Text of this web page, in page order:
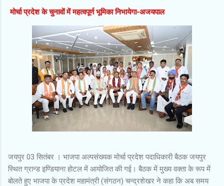
मोर्चा प्रदेश के चुनावों में महत्वपूर्ण भूमिका निभायेगा-अजयपाल
जयपुर 03 सितंबर । भाजपा अल्पसंख्यक मोर्चा प्रदेश पदाधिकारी बैठक जयपुर
स्थित ग्रान्ड इण्डियाना होटल में आयोजित की गई। बैठक में मुख्य वक्ता के रूप में
बोलते हुए भाजपा के प्रदेश महामंत्री (संगठन) चन्द्रशेखर ने कहा कि अब समय